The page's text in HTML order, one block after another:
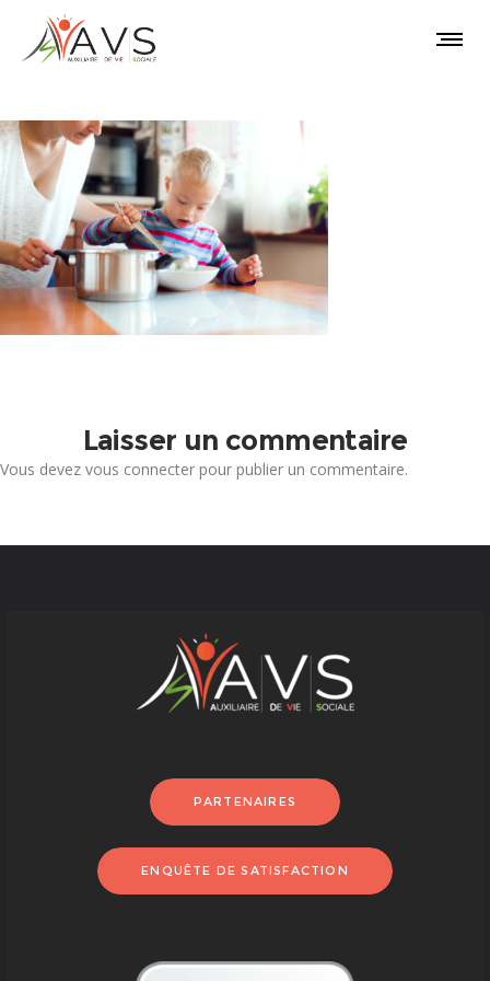
Laisser un commentaire
Vous devez vous connecter pour publier un commentaire.
PARTENAIRES
ENQUÊTE DE SATISFACTION